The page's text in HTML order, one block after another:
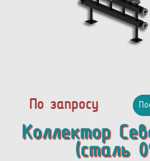
По запросу
Коллектор
(сталь